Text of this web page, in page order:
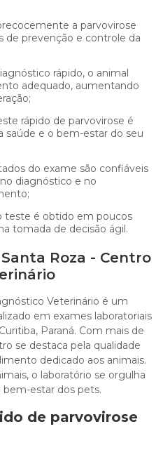
de prevenção e controle da
adequado, aumentando
saúde e o bem-estar do seu
diagnóstico e no
tomada de decisão ágil.
Roza - Centro
Veterinário é um
em exames laboratoriais
Paraná. Com mais de
se destaca pela qualidade
dedicado aos animais.
o laboratório se orgulha
bem-estar dos pets.
de parvovirose